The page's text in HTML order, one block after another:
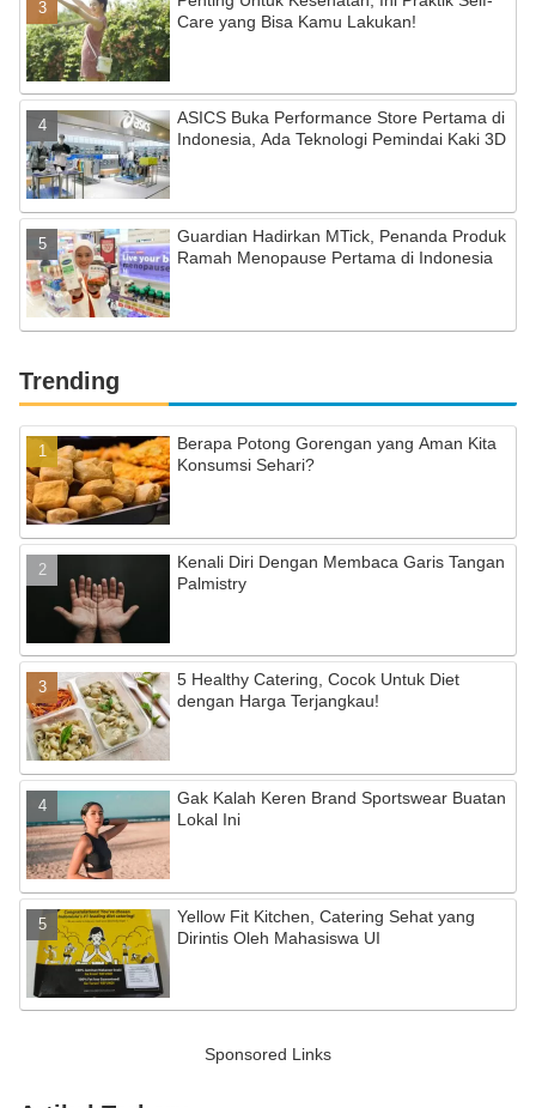
Care yang Bisa Kamu Lakukan!
ASICS Buka Performance Store Pertama di
Indonesia, Ada Teknologi Pemindai Kaki 3D
Guardian Hadirkan MTick, Penanda Produk
Ramah Menopause Pertama di Indonesia
Trending
Berapa Potong Gorengan yang Aman Kita
Konsumsi Sehari?
Kenali Diri Dengan Membaca Garis Tangan
Palmistry
5 Healthy Catering, Cocok Untuk Diet
dengan Harga Terjangkau!
Gak Kalah Keren Brand Sportswear Buatan
Lokal Ini
Yellow Fit Kitchen, Catering Sehat yang
Dirintis Oleh Mahasiswa UI
Sponsored Links